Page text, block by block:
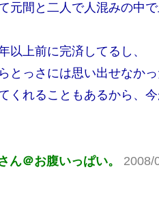
元間と二人で人混みの中
以上前に完済してるし、
とっさには思い出せなかっ
くれることもあるから、
ん＠お腹いっぱい。 2008/